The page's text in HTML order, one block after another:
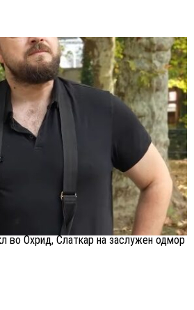
во Охрид, Слаткар на заслужен одмор